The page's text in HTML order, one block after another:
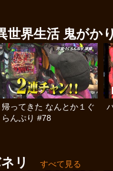
世界生活 鬼がか
帰ってきた なんとか１ぐ
らんぷり #78
リ すべて見る